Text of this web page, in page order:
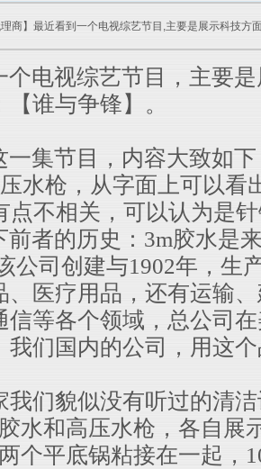
商】最近看到一个电视综艺节目,主要是展示科技方
电视综艺节目，主要
谁与争锋】。
集节目，内容大致如下
水枪，从字面上可以看
点不相关，可以认为是
者的历史：3m胶水是
公司创建与1902年，生
、医疗用品，还有运输
信等各个领域，总公司
我们国内的公司，用这
我们貌似没有听过的清
水和高压水枪，各自展
个平底锅粘接在一起，